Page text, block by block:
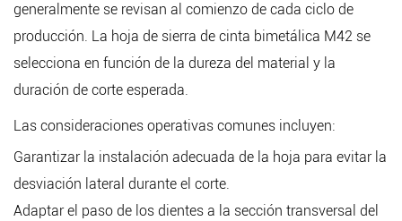
generalmente se revisan al comienzo de cada ciclo de
producción. La hoja de sierra de cinta bimetálica M42 se
selecciona en función de la dureza del material y la
duración de corte esperada.
Las consideraciones operativas comunes incluyen:
Garantizar la instalación adecuada de la hoja para evitar la
desviación lateral durante el corte.
Adaptar el paso de los dientes a la sección transversal del